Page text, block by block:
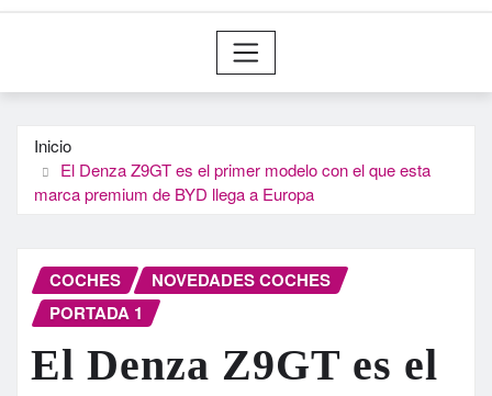
Inicio
El Denza Z9GT es el primer modelo con el que esta
marca premium de BYD llega a Europa
COCHES
NOVEDADES COCHES
PORTADA 1
El Denza Z9GT es el